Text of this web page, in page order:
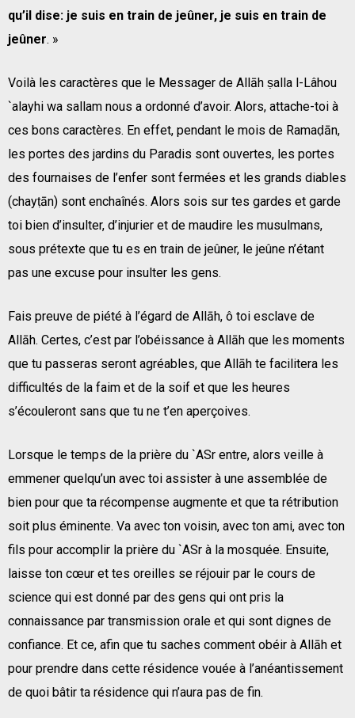
qu’il dise: je suis en train de jeûner, je suis en train de
jeûner. »
Voilà les caractères que le Messager de Allāh ṣalla l-Lâhou
`alayhi wa sallam nous a ordonné d’avoir. Alors, attache-toi à
ces bons caractères. En effet, pendant le mois de Ramaḍān,
les portes des jardins du Paradis sont ouvertes, les portes
des fournaises de l’enfer sont fermées et les grands diables
(chayṭān) sont enchaînés. Alors sois sur tes gardes et garde
toi bien d’insulter, d’injurier et de maudire les musulmans,
sous prétexte que tu es en train de jeûner, le jeûne n’étant
pas une excuse pour insulter les gens.
Fais preuve de piété à l’égard de Allāh, ô toi esclave de
Allāh. Certes, c’est par l’obéissance à Allāh que les moments
que tu passeras seront agréables, que Allāh te facilitera les
difficultés de la faim et de la soif et que les heures
s’écouleront sans que tu ne t’en aperçoives.
Lorsque le temps de la prière du `ASr entre, alors veille à
emmener quelqu’un avec toi assister à une assemblée de
bien pour que ta récompense augmente et que ta rétribution
soit plus éminente. Va avec ton voisin, avec ton ami, avec ton
fils pour accomplir la prière du `ASr à la mosquée. Ensuite,
laisse ton cœur et tes oreilles se réjouir par le cours de
science qui est donné par des gens qui ont pris la
connaissance par transmission orale et qui sont dignes de
confiance. Et ce, afin que tu saches comment obéir à Allāh et
pour prendre dans cette résidence vouée à l’anéantissement
de quoi bâtir ta résidence qui n’aura pas de fin.